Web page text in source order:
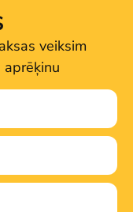
veiksim
aprēķinu